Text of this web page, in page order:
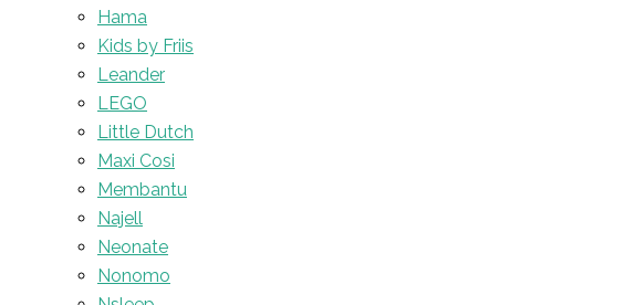
Hama
Kids by Friis
Leander
LEGO
Little Dutch
Maxi Cosi
Membantu
Najell
Neonate
Nonomo